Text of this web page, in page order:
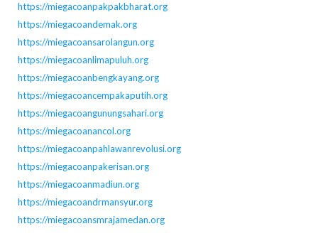
https://miegacoanpakpakbharat.org
https://miegacoandemak.org
https://miegacoansarolangun.org
https://miegacoanlimapuluh.org
https://miegacoanbengkayang.org
https://miegacoancempakaputih.org
https://miegacoangunungsahari.org
https://miegacoanancol.org
https://miegacoanpahlawanrevolusi.org
https://miegacoanpakerisan.org
https://miegacoanmadiun.org
https://miegacoandrmansyur.org
https://miegacoansmrajamedan.org